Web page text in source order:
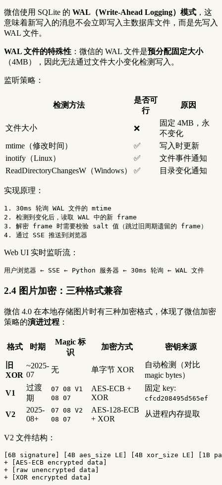
微信使用 SQLite 的 WAL（Write-Ahead Logging）模式 ，这
意味着新写入的消息不会立即写入主数据库文件，而是先写入
WAL 文件。
WAL 文件的特殊性 ：微信的 WAL 文件是预分配固定大小
（4MB），因此无法通过文件大小变化检测写入。
监听策略：
检测方法
是否可
行
原因
文件大小 ❌
固定 4MB，永
不变化
mtime（修改时间）
✅
写入时更新
inotify（Linux）
✅
文件事件通知
ReadDirectoryChangesW（Windows）
✅ 目录变化通知
实现原理：
1. 30ms 轮询 WAL 文件的 mtime
2. 检测到变化后，读取 WAL 中的新 frame
3. 解密 frame 时需要校验 salt 值（跳过旧周期遗留的 frame）
Web UI 实时监听流：
2.4 图片加密：三种格式兼容
微信 4.0 在本地存储图片时有三种加密格式，体现了微信加密
策略的演进过程 ：
格式 时期
Magic 标
识
加密方式 密钥来源
旧
XOR
~2025-
07
无 单字节 XOR
自动检测（对比
magic bytes）
V1
过渡
期
07 08 V1
08 07
AES-ECB +
XOR
固定 key:
cfcd208495d565ef
V2
2025-
08+
07 08 V2
08 07
AES-128-ECB
+ XOR
从进程内存提取
V2 文件结构：
[6B signature] [4B aes_size LE] [4B xor_size LE] [1B
+ [AES-ECB encrypted data]
+ [raw unencrypted data]